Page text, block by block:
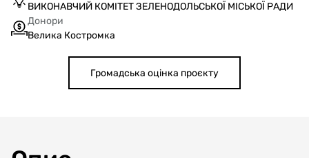
ВИКОНАВЧИЙ КОМІТЕТ ЗЕЛЕНОДОЛЬСЬКОЇ МІСЬКОЇ РАДИ
Донори
Велика Костромка
Громадська оцінка проєкту